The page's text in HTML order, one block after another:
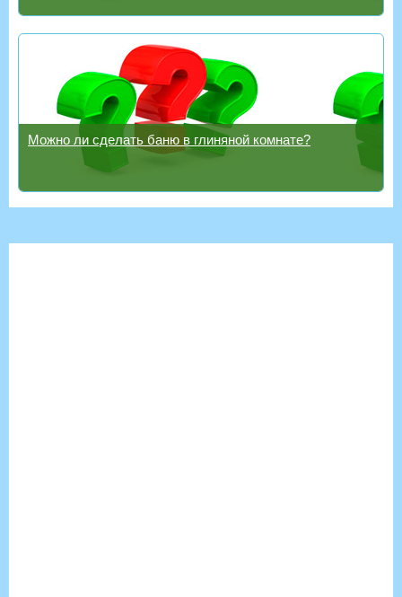
Можно ли сделать баню в глиняной комнате?